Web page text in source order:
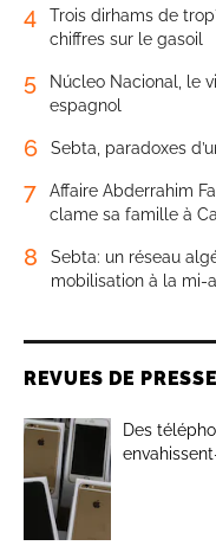
4
Trois dirhams de
chiffres sur le gasoil
5
Núcleo Nacional, le
espagnol
6 Sebta, paradoxes
7
Affaire Abderrahim
clame sa famille à
8
Sebta: un réseau
mobilisation à la mi-
REVUES DE PRESSE
Des